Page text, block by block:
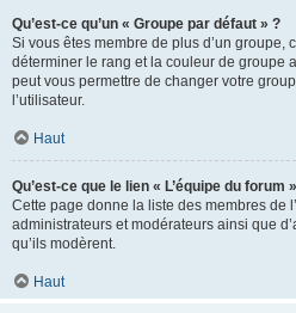
Qu’est-ce qu’un « Groupe par défaut » ?
Si vous êtes membre de plus d’un groupe,
déterminer le rang et la couleur de groupe
peut vous permettre de changer votre
l’utilisateur.
Haut
Qu’est-ce que le lien « L’équipe du forum
Cette page donne la liste des membres de
administrateurs et modérateurs ainsi que
qu’ils modèrent.
Haut